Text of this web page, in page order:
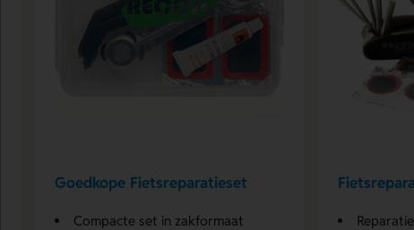
Goedkope Fietsreparatieset
Compacte set in zakformaat